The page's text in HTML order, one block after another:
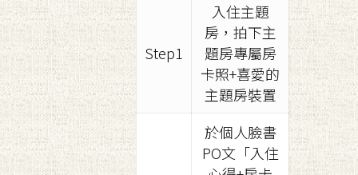
Step1
入住主題
房，拍下主
題房專屬房
卡照+喜愛的
主題房裝置
於個人臉書
PO文「入住